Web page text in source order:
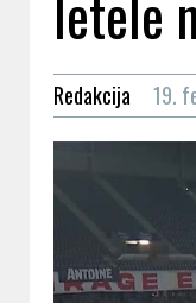
Redakcija 19.